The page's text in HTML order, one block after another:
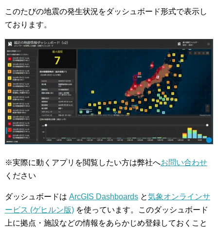
このたびの地震の発生状況をダッシュボード形式で表示し
ております。
※実際に動くアプリを閲覧したい方は弊社へお問い合わせ
ください
ダッシュボードは ArcGIS Dashboards と気象オンラインサ
ービス (ゲヒルン版) を使っています。このダッシュボード
上に拠点・施設などの情報をあらかじめ登録しておくこと